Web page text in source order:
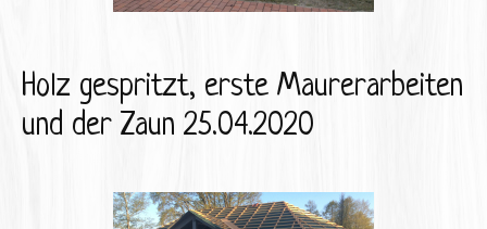
Holz gespritzt, erste Maurerarbeiten
und der Zaun 25.04.2020